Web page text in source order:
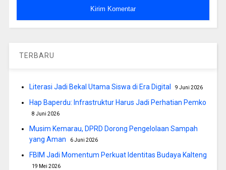
TERBARU
Literasi Jadi Bekal Utama Siswa di Era Digital 9 Juni 2026
Hap Baperdu: Infrastruktur Harus Jadi Perhatian Pemko
8 Juni 2026
Musim Kemarau, DPRD Dorong Pengelolaan Sampah
yang Aman
6 Juni 2026
FBIM Jadi Momentum Perkuat Identitas Budaya Kalteng
19 Mei 2026